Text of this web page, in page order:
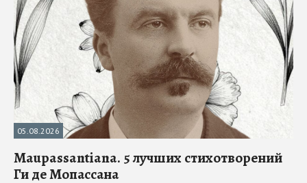
05.08.2026
Maupassantiana. 5 лучших стихотворений
Ги де Мопассана